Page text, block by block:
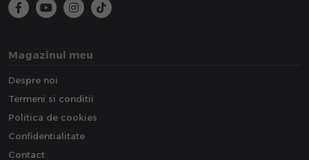
Magazinul meu
Despre noi
Termeni si conditii
Politica de cookies
Confidentialitate
Contact